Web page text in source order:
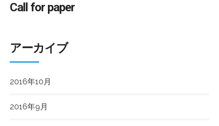
Call for paper
アーカイブ
2016年10月
2016年9月